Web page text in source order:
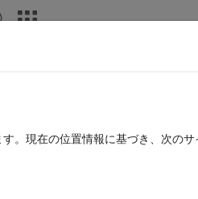
サインインしてこ
サインイン
。現在の位置情報に基づき、次のサ